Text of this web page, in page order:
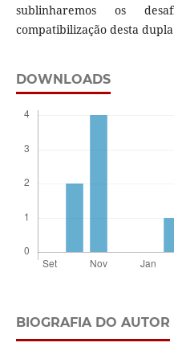
sublinharemos os
compatibilização desta
DOWNLOADS
BIOGRAFIA DO AUTOR